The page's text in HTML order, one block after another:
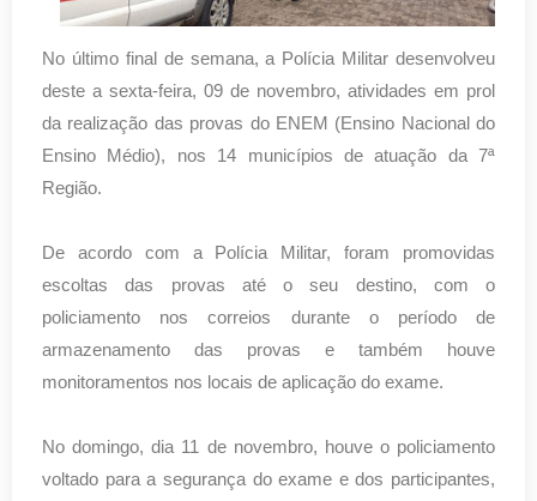
No último final de semana, a Polícia Militar desenvolveu
deste a sexta-feira, 09 de novembro, atividades em prol
da realização das provas do ENEM (Ensino Nacional do
Ensino Médio), nos 14 municípios de atuação da 7ª
Região.
De acordo com a Polícia Militar, foram promovidas
escoltas das provas até o seu destino, com o
policiamento nos correios durante o período de
armazenamento das provas e também houve
monitoramentos nos locais de aplicação do exame.
No domingo, dia 11 de novembro, houve o policiamento
voltado para a segurança do exame e dos participantes,